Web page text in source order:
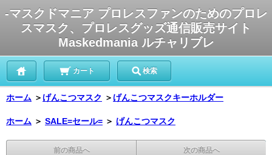
-マスクドマニア プロレスファンのためのプロレ
スマスク、プロレスグッズ通信販売サイト
Maskedmania ルチャリブレ
カート 検索
ホーム ＞ げんこつマスク ＞ げんこつマスクキーホルダー
ホーム ＞ SALE=セール= ＞ げんこつマスク
前の商品へ 次の商品へ